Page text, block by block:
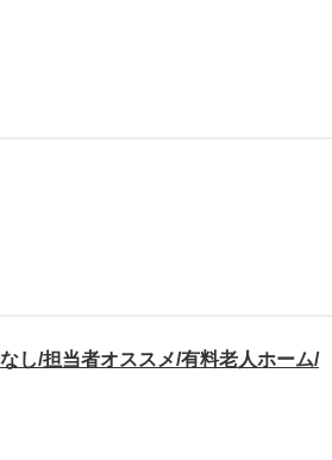
し/担当者オススメ/有料老人ホーム/